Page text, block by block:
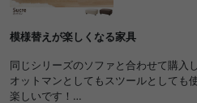
い
模様替えが楽しくなる家具
同じシリーズのソファと合わせて購入
オットマンとしてもスツールとしても
楽しいです！